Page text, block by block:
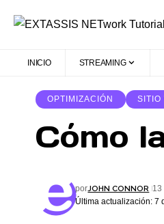
INICIO STREAMING
OPTIMIZACIÓN SITIO
Cómo
Última actualización: 7
porJOHN CONNOR 13